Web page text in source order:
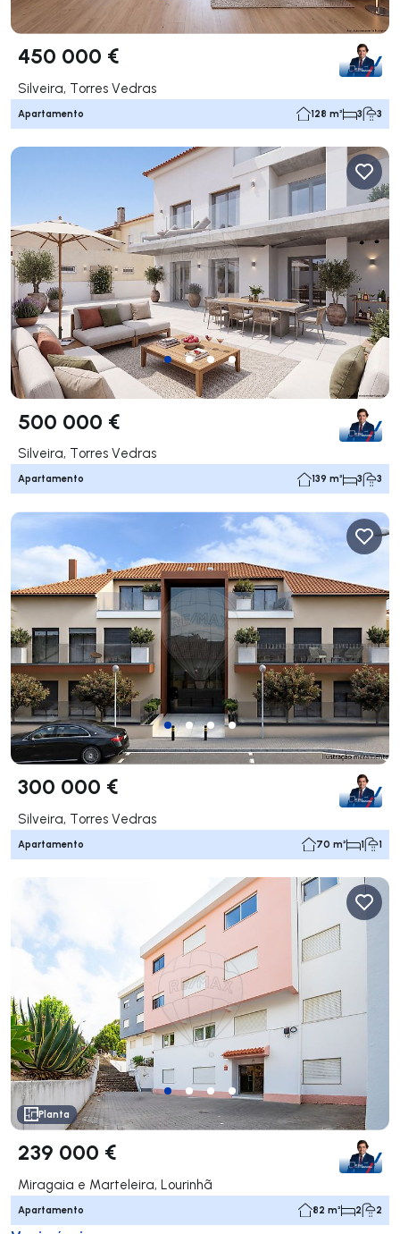
450 000 €
Silveira, Torres Vedras
Apartamento 128 m² 3 3
500 000 €
Silveira, Torres Vedras
Apartamento 139 m² 3 3
300 000 €
Silveira, Torres Vedras
Apartamento 70 m² 1 1
Planta
239 000 €
Miragaia e Marteleira, Lourinhã
Apartamento 82 m² 2 2